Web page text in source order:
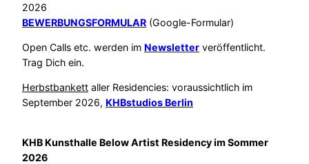
2026
BEWERBUNGSFORMULAR (Google-Formular)
Open Calls etc. werden im Newsletter veröffentlicht.
Trag Dich ein.
Herbstbankett aller Residencies: voraussichtlich im
September 2026, KHBstudios Berlin
KHB Kunsthalle Below Artist Residency im Sommer
2026